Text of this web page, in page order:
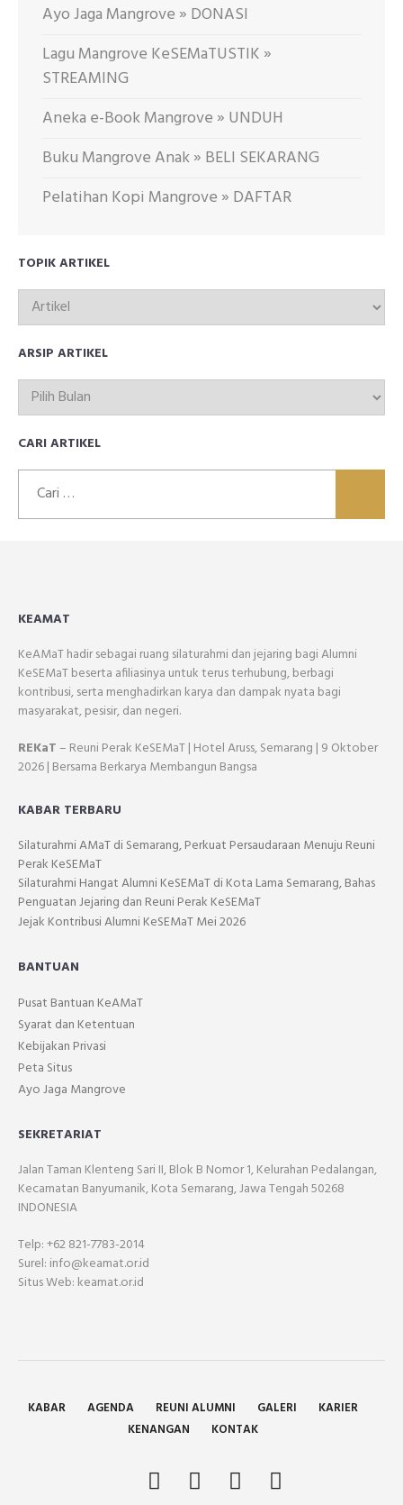
Ayo Jaga Mangrove » DONASI
Lagu Mangrove KeSEMaTUSTIK »
STREAMING
Aneka e-Book Mangrove » UNDUH
Buku Mangrove Anak » BELI SEKARANG
Pelatihan Kopi Mangrove » DAFTAR
TOPIK ARTIKEL
TOPIK
ARTIKEL
ARSIP ARTIKEL
ARSIP
ARTIKEL
CARI ARTIKEL
untuk:
KEAMAT
KeAMaT hadir sebagai ruang silaturahmi dan jejaring bagi Alumni
KeSEMaT beserta afiliasinya untuk terus terhubung, berbagi
kontribusi, serta menghadirkan karya dan dampak nyata bagi
masyarakat, pesisir, dan negeri.
REKaT – Reuni Perak KeSEMaT | Hotel Aruss, Semarang | 9 Oktober
2026 | Bersama Berkarya Membangun Bangsa
KABAR TERBARU
Silaturahmi AMaT di Semarang, Perkuat Persaudaraan Menuju Reuni
Perak KeSEMaT
Silaturahmi Hangat Alumni KeSEMaT di Kota Lama Semarang, Bahas
Penguatan Jejaring dan Reuni Perak KeSEMaT
Jejak Kontribusi Alumni KeSEMaT Mei 2026
BANTUAN
Pusat Bantuan KeAMaT
Syarat dan Ketentuan
Kebijakan Privasi
Peta Situs
Ayo Jaga Mangrove
SEKRETARIAT
Jalan Taman Klenteng Sari II, Blok B Nomor 1, Kelurahan Pedalangan,
Kecamatan Banyumanik, Kota Semarang, Jawa Tengah 50268
INDONESIA
Telp: +62 821-7783-2014
Surel: info@keamat.or.id
Situs Web: keamat.or.id
KABAR AGENDA REUNI ALUMNI GALERI
KARIER
KENANGAN
KONTAK